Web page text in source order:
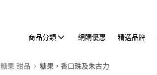
商品分類 網購優惠 精選品牌
糖果 甜品 糖果，香口珠及朱古力